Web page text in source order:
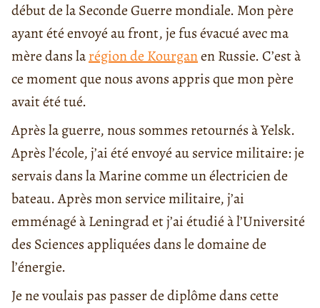
début de la Seconde Guerre mondiale. Mon père
ayant été envoyé au front, je fus évacué avec ma
mère dans larégion de Kourganen Russie. C’est à
ce moment que nous avons appris que mon père
avait été tué.
Après la guerre, nous sommes retournés à Yelsk.
Après l’école, j’ai été envoyé au service militaire: je
servais dans la Marine comme un électricien de
bateau. Après mon service militaire, j’ai
emménagé à Leningrad et j’ai étudié à l’Université
des Sciences appliquées dans le domaine de
l’énergie.
Je ne voulais pas passer de diplôme dans cette